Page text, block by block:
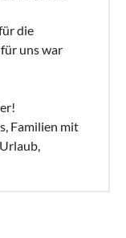
die
uns war
Familien mit